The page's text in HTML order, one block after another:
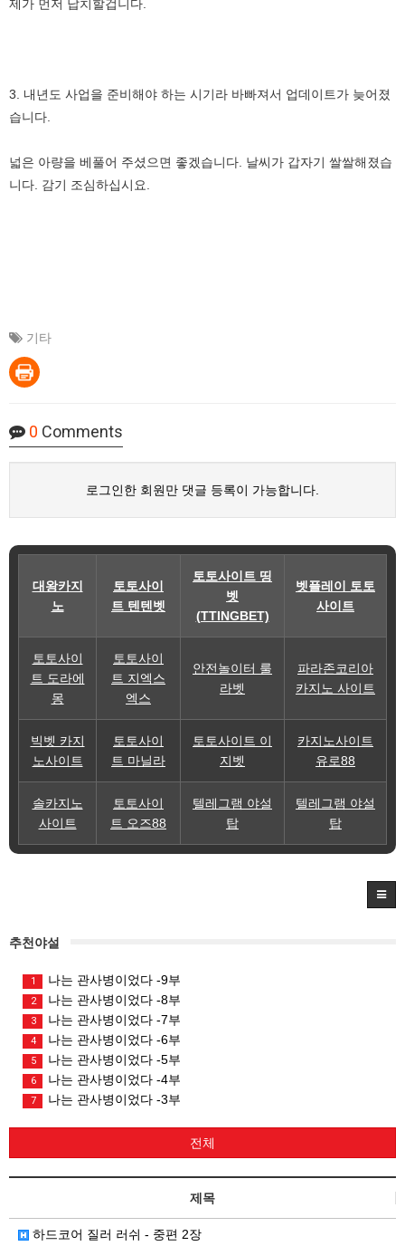
제가 먼저 납치할겁니다.
3. 내년도 사업을 준비해야 하는 시기라 바빠져서 업데이트가 늦어졌
습니다.
넓은 아량을 베풀어 주셨으면 좋겠습니다. 날씨가 갑자기 쌀쌀해졌습
니다. 감기 조심하십시요.
기타
0 Comments
로그인한 회원만 댓글 등록이 가능합니다.
대왕카지
노
토토사이
트 텐텐벳
토토사이트 띵
벳
(TTINGBET)
벳플레이 토토
사이트
토토사이
트 도라에
몽
토토사이
트 지엑스
엑스
안전놀이터 룰
라벳
파라존코리아
카지노 사이트
빅벳 카지
노사이트
토토사이
트 마닐라
토토사이트 이
지벳
카지노사이트
유로88
솔카지노
사이트
토토사이
트 오즈88
텔레그램 야설
탑
텔레그램 야설
탑
추천야설
1 나는 관사병이었다 -9부
2 나는 관사병이었다 -8부
3 나는 관사병이었다 -7부
4 나는 관사병이었다 -6부
5 나는 관사병이었다 -5부
6 나는 관사병이었다 -4부
7 나는 관사병이었다 -3부
전체
제목
하드코어 질러 러쉬 - 중편 2장